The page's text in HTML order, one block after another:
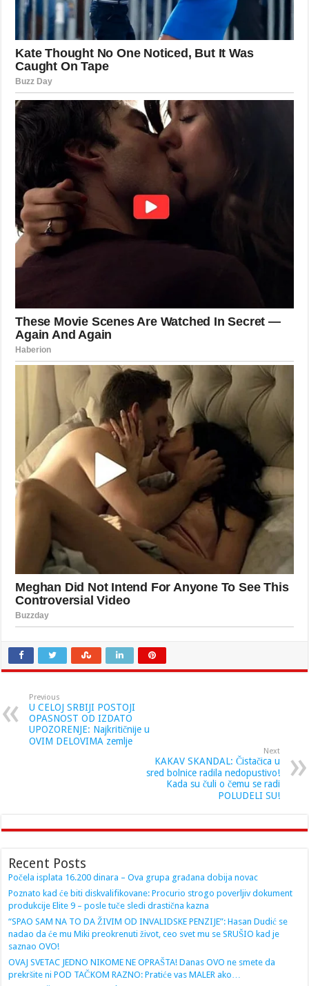
Previous
U CELOJ SRBIJI POSTOJI
OPASNOST OD IZDATO
UPOZORENJE: Najkritičnije u
OVIM DELOVIMA zemlje
Next
KAKAV SKANDAL: Čistačica u
sred bolnice radila nedopustivo!
Kada su čuli o čemu se radi
POLUDELI SU!
Recent Posts
Počela isplata 16.200 dinara – Ova grupa građana dobija novac
Poznato kad će biti diskvalifikovane: Procurio strogo poverljiv dokument
produkcije Elite 9 – posle tuče sledi drastična kazna
“SPAO SAM NA TO DA ŽIVIM OD INVALIDSKE PENZIJE”: Hasan Dudić se
nadao da će mu Miki preokrenuti život, ceo svet mu se SRUŠIO kad je
saznao OVO!
OVAJ SVETAC JEDNO NIKOME NE OPRAŠTA! Danas OVO ne smete da
prekršite ni POD TAČKOM RAZNO: Pratiće vas MALER ako…